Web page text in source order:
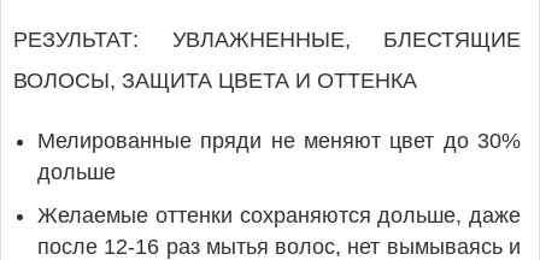
РЕЗУЛЬТАТ: УВЛАЖНЕННЫЕ, БЛЕСТЯЩИЕ
ВОЛОСЫ, ЗАЩИТА ЦВЕТА И ОТТЕНКА
Мелированные пряди не меняют цвет до 30%
дольше
Желаемые оттенки сохраняются дольше, даже
после 12-16 раз мытья волос, нет вымываясь и